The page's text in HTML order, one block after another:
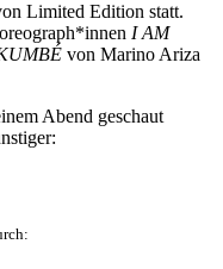
Limited Edition statt.
I AM
von Marino Ariza
Abend geschaut